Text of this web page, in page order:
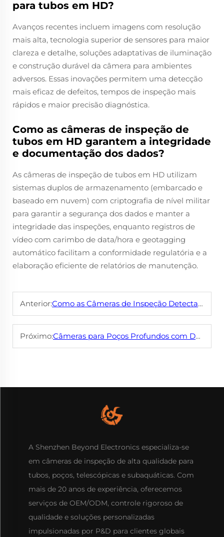
para tubos em HD?
Avanços recentes incluem imagens com resolução
mais alta, tecnologia superior de sensores para maior
clareza e detalhe, soluções adaptativas de iluminação
e construção durável da câmera para ambientes
adversos. Essas inovações permitem uma detecção
mais eficaz de defeitos, tempos de inspeção mais
rápidos e maior precisão diagnóstica.
Como as câmeras de inspeção de
tubos em HD garantem a integridade
e documentação dos dados?
As câmeras de inspeção de tubos em HD utilizam
sistemas duplos de armazenamento (embarcado e
baseado em nuvem) com criptografia de nível militar
para garantir a segurança dos dados e manter a
integridade das inspeções, enquanto registros de
vídeo com carimbo de data/hora e geotagging
automático facilitam a conformidade regulatória e a
elaboração eficiente de relatórios de manutenção.
Anterior:Como as Câmeras de Inspeção Detectam Rachaduras e Obstruções em Tubos
Próximo:Câmeras para Poços Profundos com Design à Prova d'Água: Trabalhando em Ambientes de Poço
A Shenzhen Beyond Electronics especializa-se
em câmeras de inspeção de alta qualidade para
tubos, poços, telescópicas e subaquáticas. Com
mais de 20 anos de experiência, oferecemos
serviços de OEM/ODM, controle rigoroso de
qualidade e soluções personalizadas
impulsionadas por P&D para clientes globais